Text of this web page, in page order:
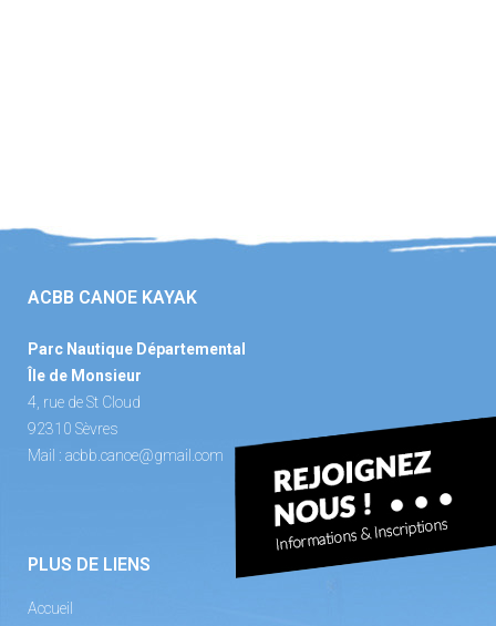
ACBB CANOE KAYAK
Parc Nautique Départemental
Île de Monsieur
4, rue de St Cloud
92310 Sèvres
Mail : acbb.canoe@gmail.com
PLUS DE LIENS
Accueil